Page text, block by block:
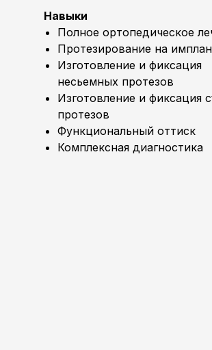
Навыки
Полное ортопедическое
Протезирование на
Изготовление и фиксация
несьемных протезов
Изготовление и фиксация
протезов
Функциональный оттиск
Комплексная диагностика